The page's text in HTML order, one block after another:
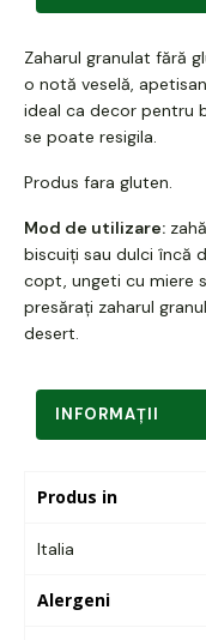
Zaharul granulat fără
o notă veselă,
ideal ca decor pentru
se poate resigila.
Produs fara gluten.
Mod de utilizare:
biscuiți sau dulci încă
copt, ungeti cu miere
presărați zaharul
desert.
INFORMAŢII
Produs in
Italia
Alergeni